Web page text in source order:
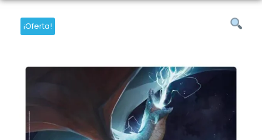
¡Oferta!